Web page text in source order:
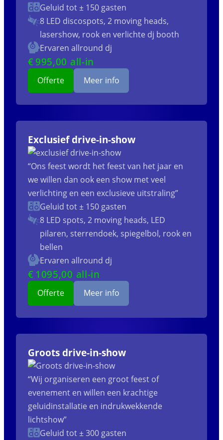
Geluid tot ± 150 gasten
8 LED discospots, 2 moving heads,
lasershow, rook en verlichte dj booth
Ervaren allround dj
€995,00 all-in
Offerte Meer info
Exclusief drive-in-show
“Ons feest wordt het feest van het jaar en
we willen dan ook een show met veel
verlichting en een exclusieve uitstraling”
Geluid tot ± 150 gasten
8 LED spots, 2 moving heads, LED
pilaren, sterrendoek, spiegelbol, rook en
bellen
Ervaren allround dj
€ 1095,00 all-in
Offerte Meer info
Groots drive-in-show
“Wij organiseren een groot feest of
evenement en willen een krachtige
geluidinstallatie en indrukwekkende
lichtshow”
Geluid tot ± 300 gasten